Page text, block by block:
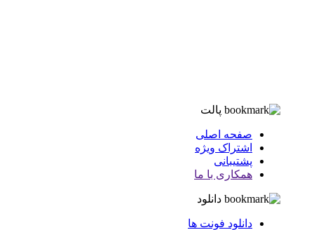
پالت
صفحه اصلی
اشتراک ویژه
پشتیبانی
همکاری با ما
دانلود
دانلود فونت ها